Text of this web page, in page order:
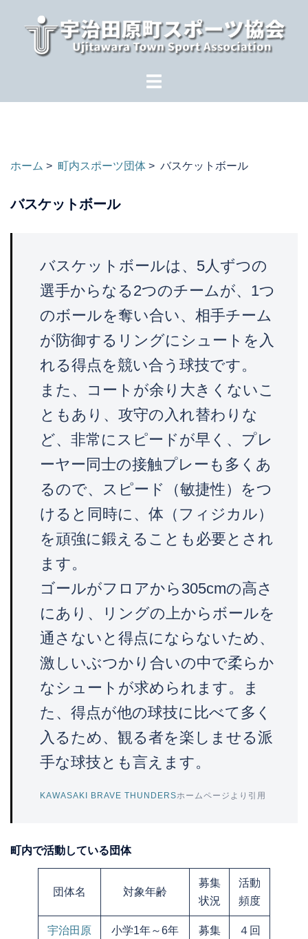
ホーム > 町内スポーツ団体 > バスケットボール
バスケットボール
バスケットボールは、5人ずつの
選手からなる2つのチームが、1つ
のボールを奪い合い、相手チーム
が防御するリングにシュートを入
れる得点を競い合う球技です。
また、コートが余り大きくないこ
ともあり、攻守の入れ替わりな
ど、非常にスピードが早く、プレ
ーヤー同士の接触プレーも多くあ
るので、スピード（敏捷性）をつ
けると同時に、体（フィジカル）
を頑強に鍛えることも必要とされ
ます。
ゴールがフロアから305cmの高さ
にあり、リングの上からボールを
通さないと得点にならないため、
激しいぶつかり合いの中で柔らか
なシュートが求められます。ま
た、得点が他の球技に比べて多く
入るため、観る者を楽しませる派
手な球技とも言えます。
KAWASAKI BRAVE THUNDERSホームページより引用
町内で活動している団体
団体名 対象年齢
募集
状況
活動
頻度
宇治田原
小学1年～6年
募集
４回